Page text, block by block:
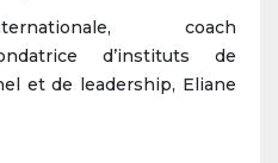
coach
d’instituts de
et de leadership, Eliane